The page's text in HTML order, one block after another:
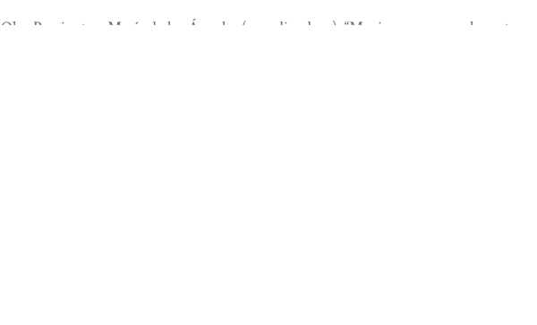
Olay Barrientos, María de los Ángeles (coordinadora), “Morir y permacer: los patrones